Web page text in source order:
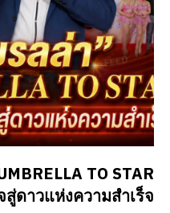
TO STAR
ดาวแห่งความสำเร็จ